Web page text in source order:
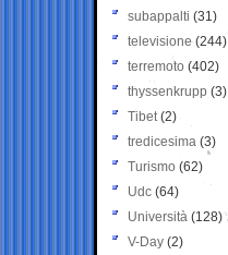
subappalti (31)
televisione(244)
terremoto (402)
thyssenkrupp (3)
Tibet(2)
tredicesima (3)
Turismo (62)
Udc (64)
Università (128)
V-Day (2)